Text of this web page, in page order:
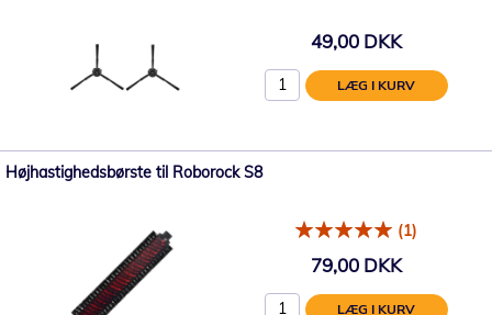
49,00 DKK
LÆG I KURV
Højhastighedsbørste til Roborock S8
(1)
79,00 DKK
LÆG I KURV